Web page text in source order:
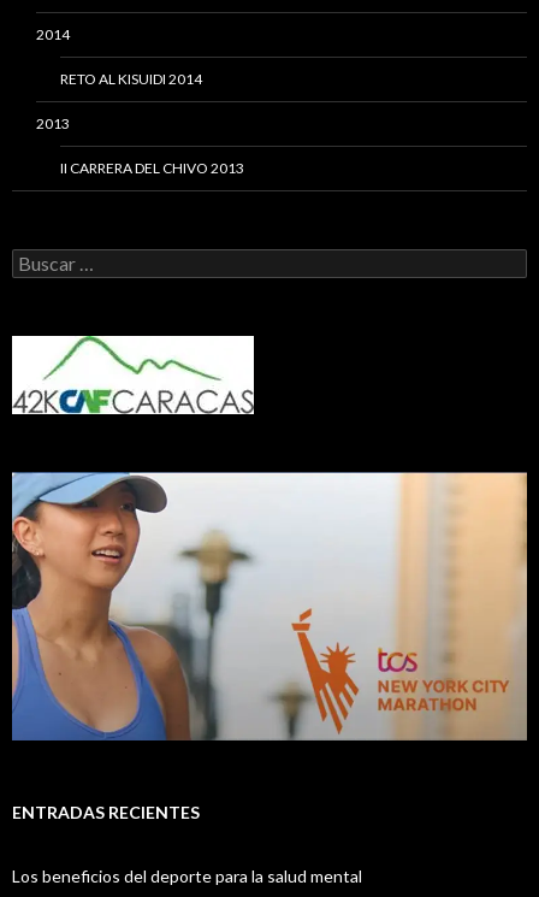
2014
RETO AL KISUIDI 2014
2013
II CARRERA DEL CHIVO 2013
Buscar:
ENTRADAS RECIENTES
Los beneficios del deporte para la salud mental